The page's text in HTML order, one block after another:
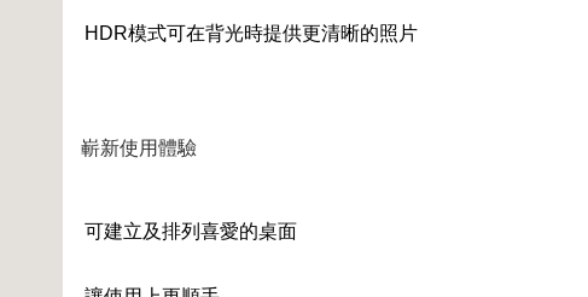
HDR模式可在背光時提供更清晰的照片
嶄新使用體驗
可建立及排列喜愛的桌面